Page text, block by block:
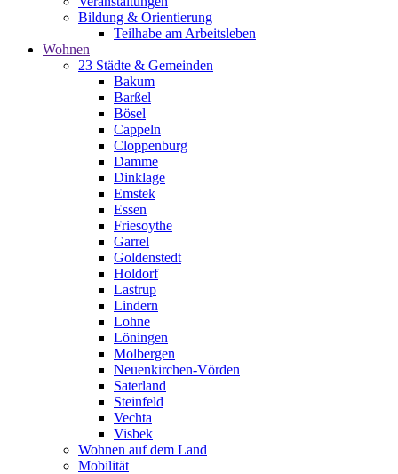
Bildung & Orientierung
Teilhabe am Arbeitsleben
Wohnen
23 Städte & Gemeinden
Bakum
Barßel
Bösel
Cappeln
Cloppenburg
Damme
Dinklage
Emstek
Essen
Friesoythe
Garrel
Goldenstedt
Holdorf
Lastrup
Lindern
Lohne
Löningen
Molbergen
Neuenkirchen-Vörden
Saterland
Steinfeld
Vechta
Visbek
Wohnen auf dem Land
Mobilität